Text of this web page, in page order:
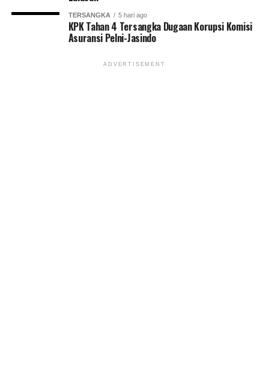
TERSANGKA 5 hari ago
KPK Tahan 4 Tersangka Dugaan Korupsi Komisi
Asuransi Pelni-Jasindo
ADVERTISEMENT